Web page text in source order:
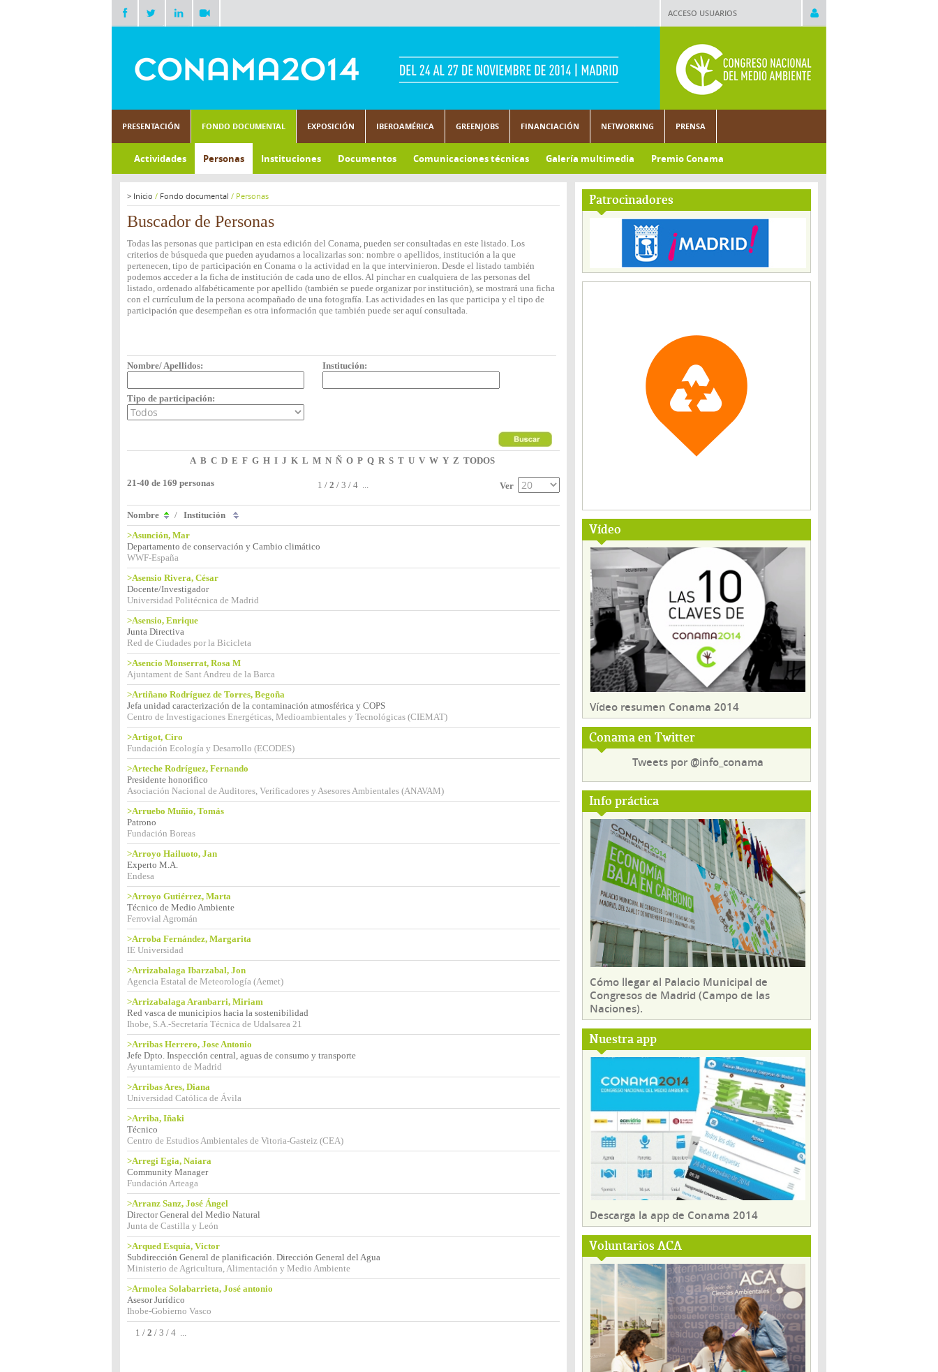
ACCESO USUARIOS
PRESENTACIÓN FONDO DOCUMENTAL EXPOSICIÓN IBEROAMÉRICA GREENJOBS FINANCIACIÓN NETWORKING PRENSA
Actividades Personas Instituciones Documentos Comunicaciones técnicas Galería multimedia Premio Conama
Patrocinadores
Vídeo
Vídeo resumen Conama 2014
Conama en Twitter
Tweets por @info_conama
Info práctica
Cómo llegar al Palacio Municipal de
Congresos de Madrid (Campo de las
Naciones).
Nuestra app
Descarga la app de Conama 2014
Voluntarios ACA
> Inicio / Fondo documental / Personas
Buscador de Personas
Todas las personas que participan en esta edición del Conama, pueden ser consultadas en este listado. Los
criterios de búsqueda que pueden ayudarnos a localizarlas son: nombre o apellidos, institución a la que
pertenecen, tipo de participación en Conama o la actividad en la que intervinieron. Desde el listado también
podemos acceder a la ficha de institución de cada uno de ellos. Al pinchar en cualquiera de las personas del
listado, ordenado alfabéticamente por apellido (también se puede organizar por institución), se mostrará una ficha
con el currículum de la persona acompañado de una fotografía. Las actividades en las que participa y el tipo de
participación que desempeñan es otra información que también puede ser aquí consultada.
Nombre/ Apellidos: Institución:
Tipo de participación:
A B C D E F G H I J K L M N Ñ O P Q R S T U V W Y Z TODOS
21-40 de 169 personas 1 / 2 / 3 / 4 ... Ver
Nombre / Institución
>Asunción, Mar
Departamento de conservación y Cambio climático
WWF-España
>Asensio Rivera, César
Docente/Investigador
Universidad Politécnica de Madrid
>Asensio, Enrique
Junta Directiva
Red de Ciudades por la Bicicleta
>Asencio Monserrat, Rosa M
Ajuntament de Sant Andreu de la Barca
>Artiñano Rodríguez de Torres, Begoña
Jefa unidad caracterización de la contaminación atmosférica y COPS
Centro de Investigaciones Energéticas, Medioambientales y Tecnológicas (CIEMAT)
>Artigot, Ciro
Fundación Ecología y Desarrollo (ECODES)
>Arteche Rodríguez, Fernando
Presidente honorifico
Asociación Nacional de Auditores, Verificadores y Asesores Ambientales (ANAVAM)
>Arruebo Muñio, Tomás
Patrono
Fundación Boreas
>Arroyo Hailuoto, Jan
Experto M.A.
Endesa
>Arroyo Gutiérrez, Marta
Técnico de Medio Ambiente
Ferrovial Agromán
>Arroba Fernández, Margarita
IE Universidad
>Arrizabalaga Ibarzabal, Jon
Agencia Estatal de Meteorología (Aemet)
>Arrizabalaga Aranbarri, Miriam
Red vasca de municipios hacia la sostenibilidad
Ihobe, S.A.-Secretaría Técnica de Udalsarea 21
>Arribas Herrero, Jose Antonio
Jefe Dpto. Inspección central, aguas de consumo y transporte
Ayuntamiento de Madrid
>Arribas Ares, Diana
Universidad Católica de Ávila
>Arriba, Iñaki
Técnico
Centro de Estudios Ambientales de Vitoria-Gasteiz (CEA)
>Arregi Egia, Naiara
Community Manager
Fundación Arteaga
>Arranz Sanz, José Ángel
Director General del Medio Natural
Junta de Castilla y León
>Arqued Esquía, Victor
Subdirección General de planificación. Dirección General del Agua
Ministerio de Agricultura, Alimentación y Medio Ambiente
>Armolea Solabarrieta, José antonio
Asesor Jurídico
Ihobe-Gobierno Vasco
1 / 2 / 3 / 4 ...